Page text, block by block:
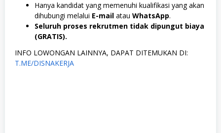
Hanya kandidat yang memenuhi kualifikasi yang akan
dihubungi melalui E-mail atau WhatsApp.
Seluruh proses rekrutmen tidak dipungut biaya
(GRATIS).
INFO LOWONGAN LAINNYA, DAPAT DITEMUKAN DI:
T.ME/DISNAKERJA